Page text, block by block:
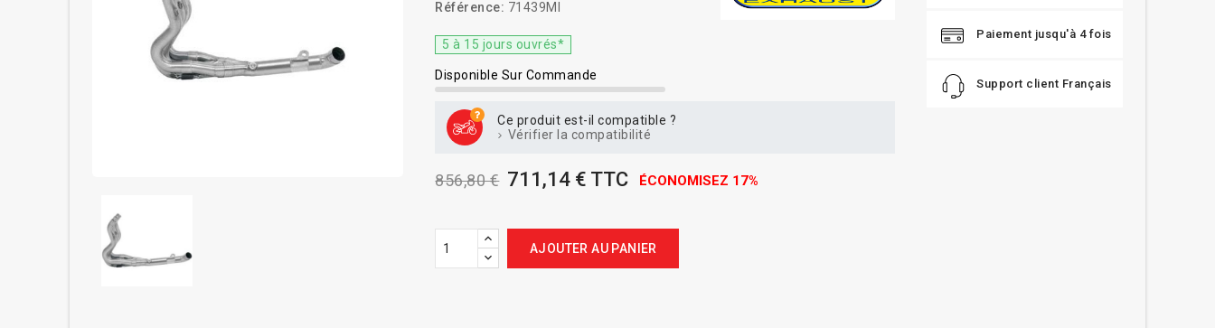
Référence: 71439MI
5 à 15 jours ouvrés*
Disponible Sur Commande
Ce produit est-il compatible ?
Vérifier la compatibilité
856,80 € 711,14 € TTC ÉCONOMISEZ 17%
AJOUTER AU PANIER
Paiement jusqu'à 4 fois
Support client Français